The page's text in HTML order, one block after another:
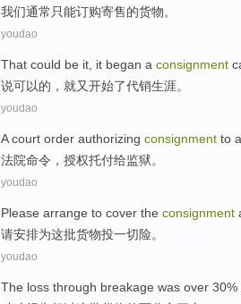
我们通常只能订购寄售的货物。
youdao
That could be it it began a consignment
说可以的， 就又开始了代销生涯。
youdao
A court order authorizing consignment to
法院命令 ， 授权托付给监狱。
youdao
Please arrange to cover the consignment
请安排为这批货物投一切险。
youdao
The loss through breakage was over 30%